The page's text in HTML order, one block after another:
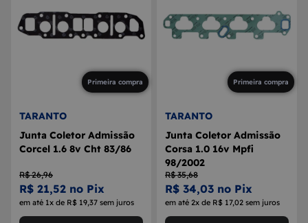
Primeira compra
TARANTO
Junta Coletor Admissão
Corcel 1.6 8v Cht 83/86
R$ 26,96
R$ 21,52 no Pix
em até 1x de R$ 19,37 sem juros
Primeira compra
TARANTO
Junta Coletor Admissão
Corsa 1.0 16v Mpfi
98/2002
R$ 35,68
R$ 34,03 no Pix
em até 2x de R$ 17,02 sem juros